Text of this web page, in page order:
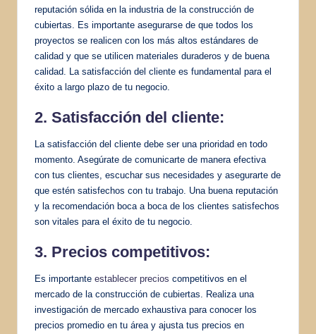
reputación sólida en la industria de la construcción de
cubiertas. Es importante asegurarse de que todos los
proyectos se realicen con los más altos estándares de
calidad y que se utilicen materiales duraderos y de buena
calidad. La satisfacción del cliente es fundamental para el
éxito a largo plazo de tu negocio.
2. Satisfacción del cliente:
La satisfacción del cliente debe ser una prioridad en todo
momento. Asegúrate de comunicarte de manera efectiva
con tus clientes, escuchar sus necesidades y asegurarte de
que estén satisfechos con tu trabajo. Una buena reputación
y la recomendación boca a boca de los clientes satisfechos
son vitales para el éxito de tu negocio.
3. Precios competitivos:
Es importante establecer precios competitivos en el
mercado de la construcción de cubiertas. Realiza una
investigación de mercado exhaustiva para conocer los
precios promedio en tu área y ajusta tus precios en